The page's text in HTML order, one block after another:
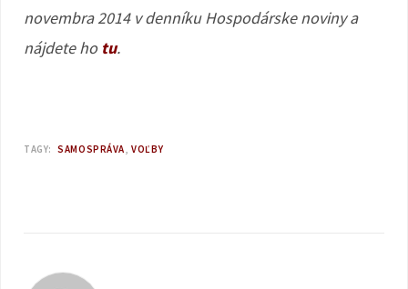
novembra 2014 v denníku Hospodárske noviny a
nájdete ho tu.
TAGY: SAMOSPRÁVA VOĽBY